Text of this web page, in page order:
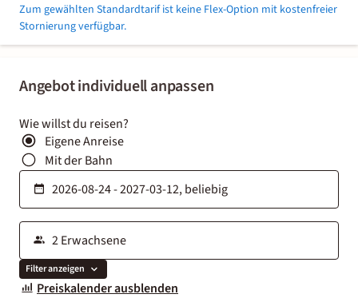
Angebot individuell anpassen
Wie willst du reisen?
Eigene Anreise
Mit der Bahn
Filter anzeigen
Preiskalender ausblenden
Zum gewählten Standardtarif ist keine Flex-Option mit kostenfreier
Stornierung verfügbar.